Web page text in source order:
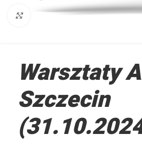
Kliknij aby powiększyć
Warsztaty
Szczecin